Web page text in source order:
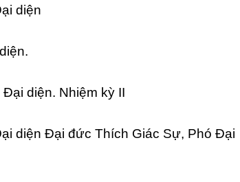
diện
diện. Nhiệm kỳ II
diện Đại đức Thích Giác Sự, Phó Đại